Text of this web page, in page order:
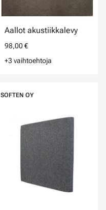
Aallot akustiikkalevy
98,00 €
+3 vaihtoehtoja
SOFTEN OY